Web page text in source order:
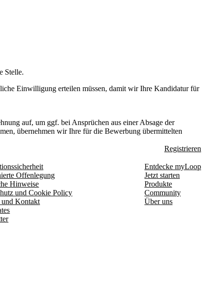
Stelle.
Einwilligung erteilen müssen, damit wir Ihre Kandidatur für
auf, um ggf. bei Ansprüchen aus einer Absage der
übernehmen wir Ihre für die Bewerbung übermittelten
Registrieren
Offenlegung
Hinweise
und Cookie Policy
und Kontakt
Entdecke myLoop
Jetzt starten
Produkte
Community
Über uns